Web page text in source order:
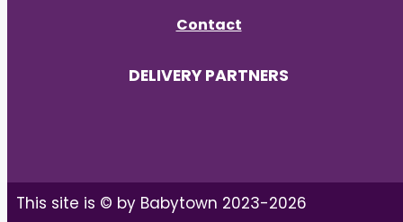
Contact
DELIVERY PARTNERS
This site is © by Babytown 2023-2026